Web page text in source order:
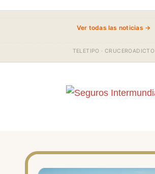
Ver todas las noticias →
TELETIPO · CRUCEROADICTO